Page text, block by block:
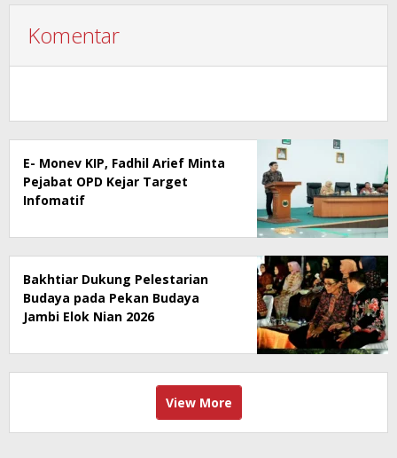
Komentar
E- Monev KIP, Fadhil Arief Minta
Pejabat OPD Kejar Target
Infomatif
Bakhtiar Dukung Pelestarian
Budaya pada Pekan Budaya
Jambi Elok Nian 2026
View More